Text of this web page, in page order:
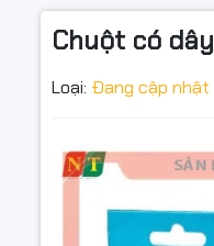
Chuột có
Loại: Đang cập nhật